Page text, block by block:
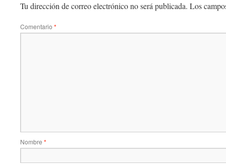
Tu dirección de correo electrónico no será publicada. Los
Comentario *
Nombre *